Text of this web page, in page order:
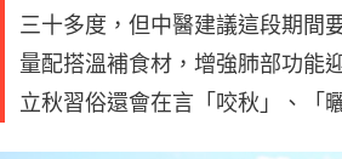
三十多度，但中醫建議這段期間
量配搭溫補食材，增強肺部功能
立秋習俗還會在言「咬秋」、「